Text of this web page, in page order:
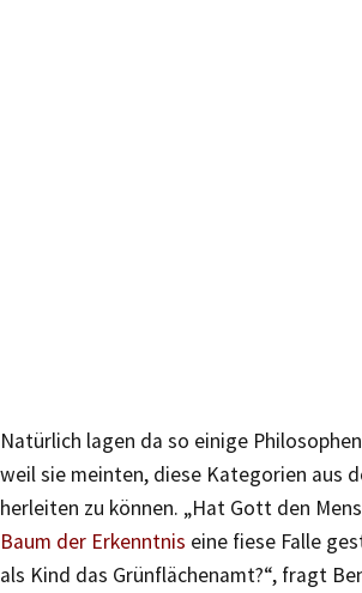
Natürlich lagen da so einige
weil sie meinten, diese Kategorien aus
herleiten zu können. „Hat Gott den
Baum der Erkenntnis eine fiese Falle
als Kind das Grünflächenamt?“, fragt